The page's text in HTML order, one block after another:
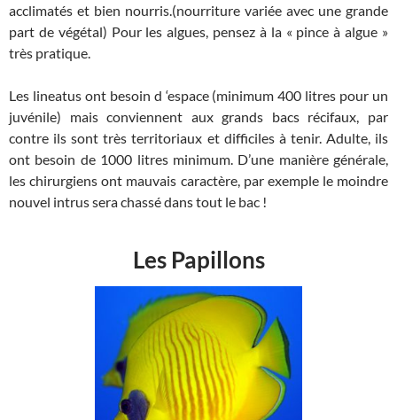
acclimatés et bien nourris.(nourriture variée avec une grande
part de végétal) Pour les algues, pensez à la « pince à algue »
très pratique.
Les lineatus ont besoin d ‘espace (minimum 400 litres pour un
juvénile) mais conviennent aux grands bacs récifaux, par
contre ils sont très territoriaux et difficiles à tenir. Adulte, ils
ont besoin de 1000 litres minimum. D’une manière générale,
les chirurgiens ont mauvais caractère, par exemple le moindre
nouvel intrus sera chassé dans tout le bac !
Les Papillons